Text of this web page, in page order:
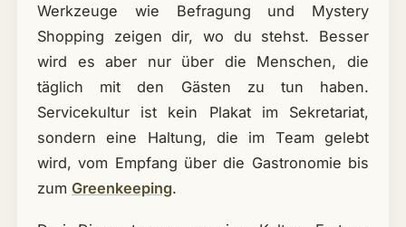
Werkzeuge wie Befragung und Mystery
Shopping zeigen dir, wo du stehst. Besser
wird es aber nur über die Menschen, die
täglich mit den Gästen zu tun haben.
Servicekultur ist kein Plakat im Sekretariat,
sondern eine Haltung, die im Team gelebt
wird, vom Empfang über die Gastronomie bis
zum Greenkeeping.